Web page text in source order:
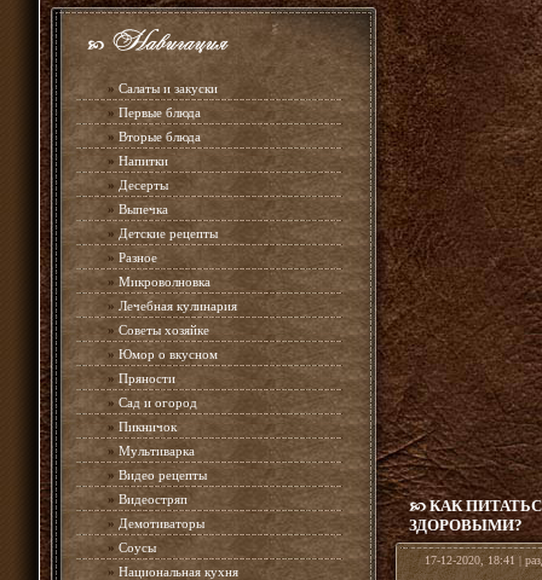
» Салаты и закуски
» Первые блюда
» Вторые блюда
» Напитки
»Десерты
» Выпечка
» Детские рецепты
» Разное
» Микроволновка
» Лечебная кулинария
» Советы хозяйке
» Юмор о вкусном
» Пряности
» Сад и огород
» Пикничок
» Мультиварка
» Видео рецепты
» Видеостряп
» Демотиваторы
» Соусы
» Национальная кухня
КАК
ЗДОРОВЫМИ?
17-12-2020, 18:41 |